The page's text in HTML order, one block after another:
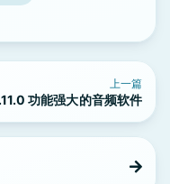
上一篇
功能强大的音频软件